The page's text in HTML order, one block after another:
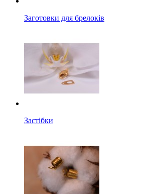
Заготовки для брелоків
Застібки